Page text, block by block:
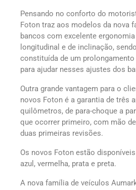
Pensando no conforto do
Foton traz aos modelos da nova
bancos com excelente
longitudinal e de inclinação,
constituída de um
para ajudar nesses ajustes dos
Outra grande vantagem para o
novos Foton é a garantia de três
quilômetros, de para-choque a
que ocorrer primeiro, com mão
duas primeiras revisões.
Os novos Foton estão
azul, vermelha, prata e preta.
A nova família de veículos